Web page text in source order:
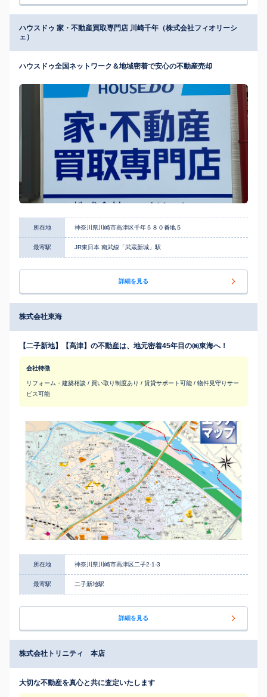
ハウスドゥ 家・不動産買取専門店 川崎千年（株式会社フィオリーシ
ェ）
ハウスドゥ全国ネットワーク＆地域密着で安心の不動産売却
所在地 神奈川県川崎市高津区千年５８０番地５
最寄駅 JR東日本 南武線「武蔵新城」駅
詳細を見る
株式会社東海
【二子新地】【高津】の不動産は、地元密着45年目の㈱東海へ！
会社特徴
リフォーム・建築相談 / 買い取り制度あり / 賃貸サポート可能 / 物件見守りサー
ビス可能
所在地 神奈川県川崎市高津区二子2-1-3
最寄駅 二子新地駅
詳細を見る
株式会社トリニティ 本店
大切な不動産を真心と共に査定いたします